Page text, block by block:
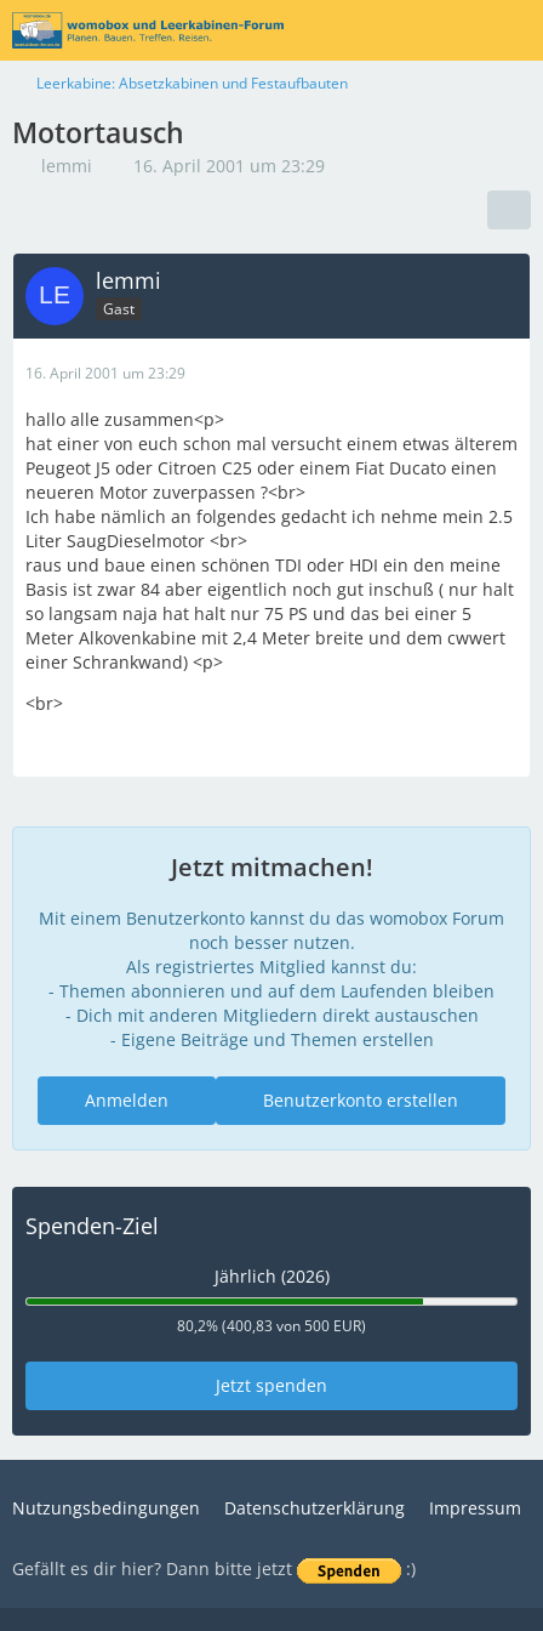
Leerkabine: Absetzkabinen und Festaufbauten
Motortausch
lemmi 16. April 2001 um 23:29
lemmi
Gast
16. April 2001 um 23:29
hallo alle zusammen<p>
hat einer von euch schon mal versucht einem etwas älterem
Peugeot J5 oder Citroen C25 oder einem Fiat Ducato einen
neueren Motor zuverpassen ?<br>
Ich habe nämlich an folgendes gedacht ich nehme mein 2.5
Liter SaugDieselmotor <br>
raus und baue einen schönen TDI oder HDI ein den meine
Basis ist zwar 84 aber eigentlich noch gut inschuß ( nur halt
so langsam naja hat halt nur 75 PS und das bei einer 5
Meter Alkovenkabine mit 2,4 Meter breite und dem cwwert
einer Schrankwand) <p>
<br>
Jetzt mitmachen!
Mit einem Benutzerkonto kannst du das womobox Forum
noch besser nutzen.
Als registriertes Mitglied kannst du:
- Themen abonnieren und auf dem Laufenden bleiben
- Dich mit anderen Mitgliedern direkt austauschen
- Eigene Beiträge und Themen erstellen
Benutzerkonto erstellen
Anmelden
Spenden-Ziel
Jährlich (2026)
80,2% (400,83 von 500 EUR)
Jetzt spenden
Nutzungsbedingungen Datenschutzerklärung Impressum
Gefällt es dir hier? Dann bitte jetzt :)